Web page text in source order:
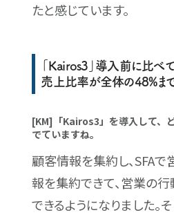
たと感じています。
「Kairos3」導入前に比べ
売上比率が全体の48%ま
[KM]「Kairos3」を導入して、
でていますね。
顧客情報を集約し、SFA
報を集約できて、営業の行
できるようになりました。